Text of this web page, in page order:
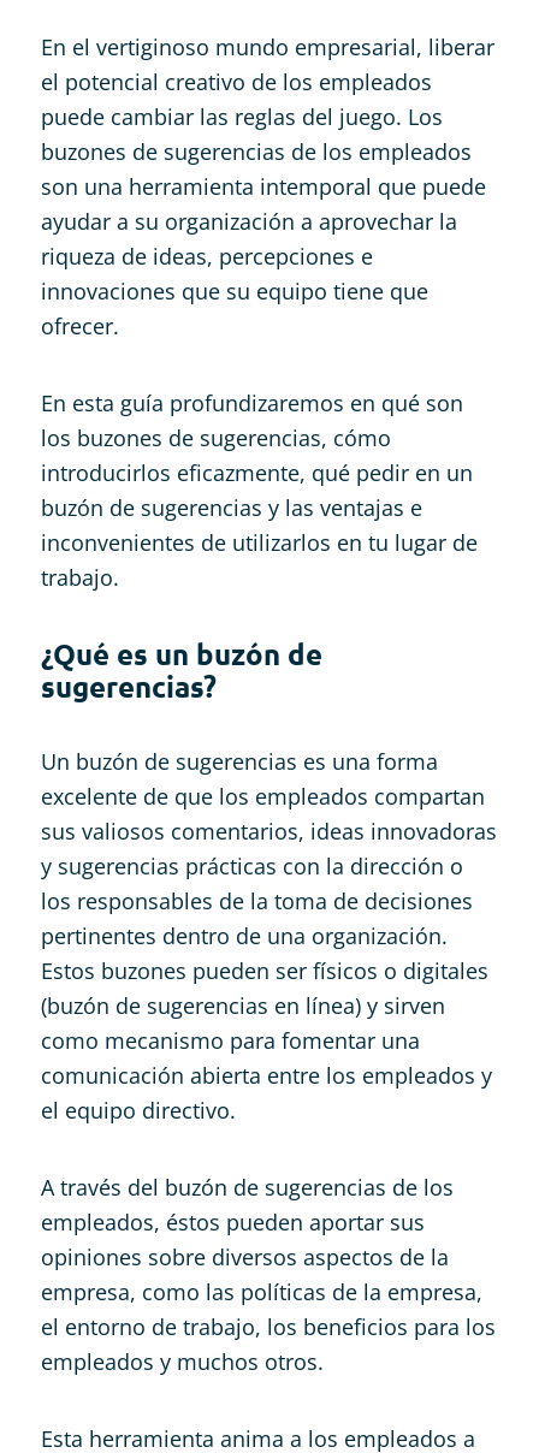
En el vertiginoso mundo empresarial, liberar
el potencial creativo de los empleados
puede cambiar las reglas del juego. Los
buzones de sugerencias de los empleados
son una herramienta intemporal que puede
ayudar a su organización a aprovechar la
riqueza de ideas, percepciones e
innovaciones que su equipo tiene que
ofrecer.
En esta guía profundizaremos en qué son
los buzones de sugerencias, cómo
introducirlos eficazmente, qué pedir en un
buzón de sugerencias y las ventajas e
inconvenientes de utilizarlos en tu lugar de
trabajo.
¿Qué es un buzón de
sugerencias?
Un buzón de sugerencias es una forma
excelente de que los empleados compartan
sus valiosos comentarios, ideas innovadoras
y sugerencias prácticas con la dirección o
los responsables de la toma de decisiones
pertinentes dentro de una organización.
Estos buzones pueden ser físicos o digitales
(buzón de sugerencias en línea) y sirven
como mecanismo para fomentar una
comunicación abierta entre los empleados y
el equipo directivo.
A través del buzón de sugerencias de los
empleados, éstos pueden aportar sus
opiniones sobre diversos aspectos de la
empresa, como las políticas de la empresa,
el entorno de trabajo, los beneficios para los
empleados y muchos otros.
Esta herramienta anima a los empleados a